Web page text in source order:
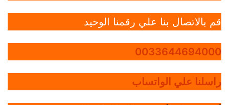
قم بالاتصال بنا علي رقمنا الوحيد
0033644694000
راسلنا علي الواتساب